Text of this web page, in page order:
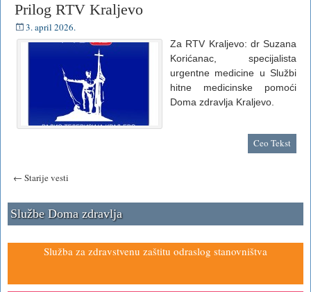
Prilog RTV Kraljevo
3. april 2026.
Za RTV Kraljevo: dr Suzana
Korićanac, specijalista
urgentne medicine u Službi
hitne medicinske pomoći
Doma zdravlja Kraljevo.
Ceo Tekst
← Starije vesti
Službe Doma zdravlja
Služba za zdravstvenu zaštitu odraslog stanovništva